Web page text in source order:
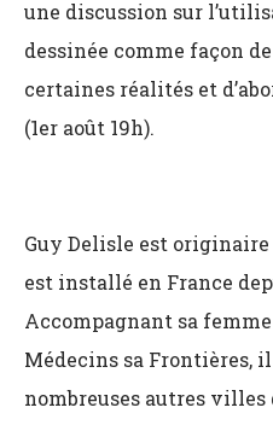
une discussion sur
dessinée comme façon
certaines réalités et
(1er août 19h).
Guy Delisle est
est installé en France
Accompagnant sa
Médecins sa Frontières,
nombreuses autres villes